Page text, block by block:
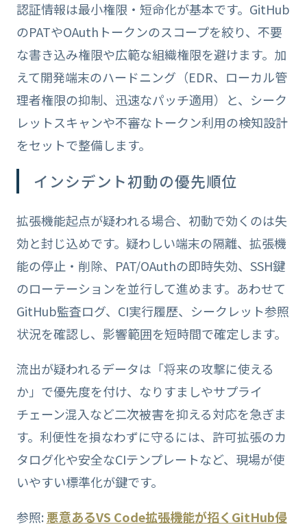
認証情報は最小権限・短命化が基本です。GitHub
のPATやOAuthトークンのスコープを絞り、不要
な書き込み権限や広範な組織権限を避けます。加
えて開発端末のハードニング（EDR、ローカル管
理者権限の抑制、迅速なパッチ適用）と、シーク
レットスキャンや不審なトークン利用の検知設計
をセットで整備します。
インシデント初動の優先順位
拡張機能起点が疑われる場合、初動で効くのは失
効と封じ込めです。疑わしい端末の隔離、拡張機
能の停止・削除、PAT/OAuthの即時失効、SSH鍵
のローテーションを並行して進めます。あわせて
GitHub監査ログ、CI実行履歴、シークレット参照
状況を確認し、影響範囲を短時間で確定します。
流出が疑われるデータは「将来の攻撃に使える
か」で優先度を付け、なりすましやサプライ
チェーン混入など二次被害を抑える対応を急ぎま
す。利便性を損なわずに守るには、許可拡張のカ
タログ化や安全なCIテンプレートなど、現場が使
いやすい標準化が鍵です。
参照:悪意あるVS Code拡張機能が招くGitHub侵